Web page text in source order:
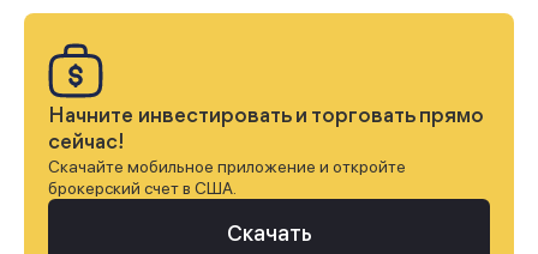
Начните инвестировать и торговать прямо
сейчас!
Скачайте мобильное приложение и откройте
брокерский счет в США.
Скачать